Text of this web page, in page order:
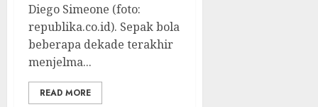
Diego Simeone (foto:
republika.co.id). Sepak bola
beberapa dekade terakhir
menjelma...
READ MORE